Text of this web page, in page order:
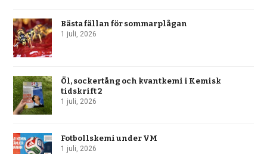
Bästa fällan för sommarplågan
1 juli, 2026
Öl, sockertång och kvantkemi i Kemisk
tidskrift 2
1 juli, 2026
Fotbollskemi under VM
1 juli, 2026